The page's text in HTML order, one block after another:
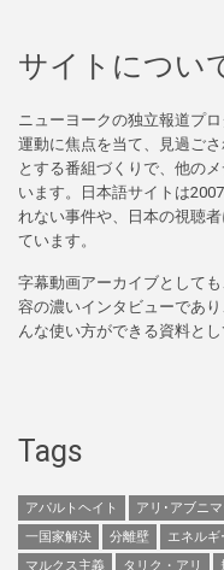
サイトについ
ニューヨークの独立報道プ
運動に焦点を当て、見過ご
とする番組づくりで、他の
います。日本語サイトは
れない事件や、日本の視聴
ています。
字幕動画アーカイブとして
容の濃いインタビューであ
んな使い方ができる資料と
Tags
アパルトヘイト アリ･アブニ
一国家解決
分離壁 エネルギ
マルクス主義
タリク・アリ